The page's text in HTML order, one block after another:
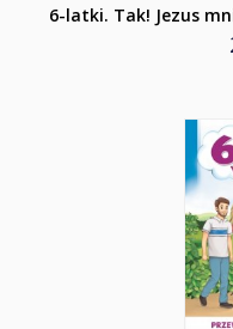
6-latki. Tak! Jezus